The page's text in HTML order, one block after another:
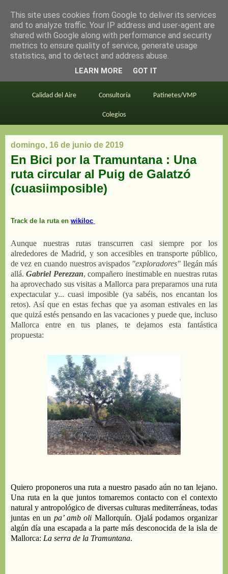
en bici por madrid
Este blog BiciMAD Primeros consejos
Calidad del Aire Consultoría Patinetes/VMP
Colegios
domingo, 16 de junio de 2019
En Bici por la Tramuntana : Una
ruta circular al Puig de Galatzó
(cuasiimposible)
Track de la ruta en wikiloc
Aunque nuestras rutas transcurren casi siempre por los
alrededores de Madrid, y son accesibles en transporte público,
de vez en cuando nuestros avispados "exploradores" llegán más
allá.Gabriel Perezzan, compañero inestimable en nuestras rutas
ha aprovechado sus visitas a Mallorca para prepararnos una ruta
expectacular y... cuasi imposible (ya sabéis, nos encantan los
retos). Así que en estas fechas que ya asoman estivales en las
que quizá estés pensando en las vacaciones y puede que, incluso
Mallorca entre en tus planes, te dejamos esta fantástica
propuesta:
Quiero proponeros una ruta a nuestro pasado aún no tan lejano.
Una ruta en la que juntos tomaremos contacto con el contexto
natural y antropológico de diversas culturas mediterráneas, todas
juntas en un pa’ amb oli Mallorquín. Ojalá podamos organizar
algún día una escapada alaparte más desconocida de la isla de
Mallorca: La serra de la Tramuntana.
This site uses cookies from Google to deliver its services
and to analyze traffic. Your IP address and user-agent are
shared with Google along with performance and security
metrics to ensure quality of service, generate usage
statistics, and to detect and address abuse.
LEARN MORE GOT IT